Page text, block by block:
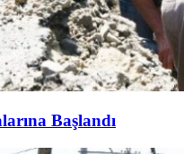
Başlandı